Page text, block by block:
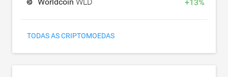
+13%
TODAS AS CRIPTOMOEDAS